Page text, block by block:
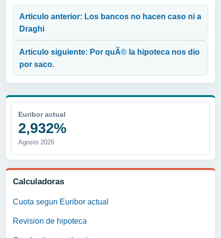
Euribor actual
2,932%
Agosto 2026
Calculadoras
Cuota segun Euribor actual
Revision de hipoteca
Articulo anterior: Los bancos no hacen caso ni a
Draghi
Articulo siguiente: Por quÃ© la hipoteca nos dio
por saco.